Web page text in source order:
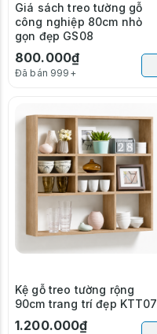
Giá sách treo tường gỗ
công nghiệp 80cm nhỏ
gọn đẹp GS08
800.000₫
Đã bán 999+
Kệ gỗ treo tường rộng
90cm trang trí đẹp KTT07
1.200.000₫